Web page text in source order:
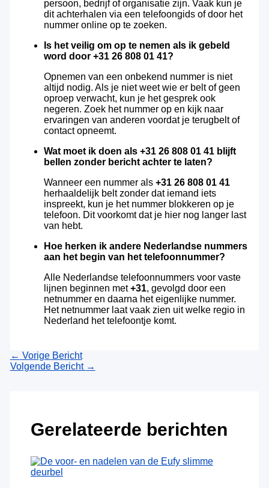
persoon, bedrijf of organisatie zijn. Vaak kun je
dit achterhalen via een telefoongids of door het
nummer online op te zoeken.
Is het veilig om op te nemen als ik gebeld
word door +31 26 808 01 41?
Opnemen van een onbekend nummer is niet
altijd nodig. Als je niet weet wie er belt of geen
oproep verwacht, kun je het gesprek ook
negeren. Zoek het nummer op en kijk naar
ervaringen van anderen voordat je terugbelt of
contact opneemt.
Wat moet ik doen als +31 26 808 01 41 blijft
bellen zonder bericht achter te laten?
Wanneer een nummer als +31 26 808 01 41
herhaaldelijk belt zonder dat iemand iets
inspreekt, kun je het nummer blokkeren op je
telefoon. Dit voorkomt dat je hier nog langer last
van hebt.
Hoe herken ik andere Nederlandse nummers
aan het begin van het telefoonnummer?
Alle Nederlandse telefoonnummers voor vaste
lijnen beginnen met+31, gevolgd door een
netnummer en daarna het eigenlijke nummer.
Het netnummer laat vaak zien uit welke regio in
Nederland het telefoontje komt.
← Vorige Bericht
Volgende Bericht →
Gerelateerde berichten